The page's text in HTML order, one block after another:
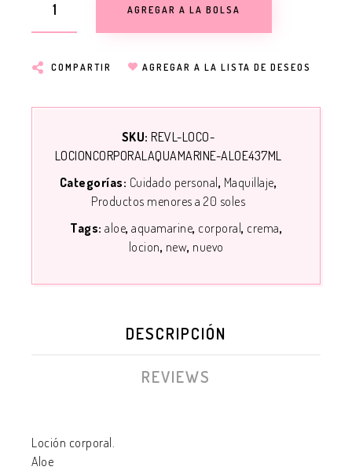
AGREGAR A LA BOLSA
COMPARTIR AGREGAR A LA LISTA DE DESEOS
SKU:REVL-LOCO-
LOCIONCORPORALAQUAMARINE-ALOE437ML
Categorías: Cuidado personal
Maquillaje
Productos menores a 20 soles
Tags: aloe aquamarine corporal
crema
locion new nuevo
DESCRIPCIÓN
REVIEWS
Loción corporal.
Aloe